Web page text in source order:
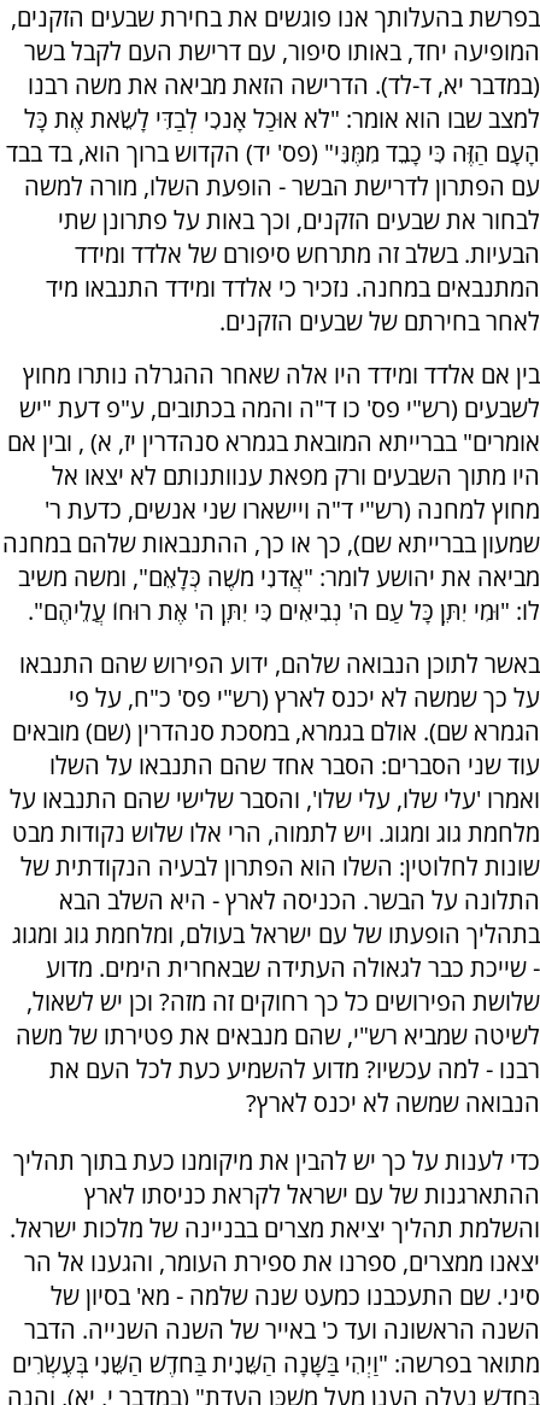
בפרשת בהעלותך אנו פוגשים את בחירת שבעים הזקנים,
המופיעה יחד, באותו סיפור, עם דרישת העם לקבל בשר
(במדבר יא, ד-לד). הדרישה הזאת מביאה את משה רבנו
למצב שבו הוא אומר: "לֹא אוּכַל אָנֹכִי לְבַדִּי לָשֵׂאת אֶת כָּל
הָעָם הַזֶּה כִּי כָבֵד מִמֶּנִּי" (פס' יד) הקדוש ברוך הוא, בד בבד
עם הפתרון לדרישת הבשר - הופעת השלו, מורה למשה
לבחור את שבעים הזקנים, וכך באות על פתרונן שתי
הבעיות. בשלב זה מתרחש סיפורם של אלדד ומידד
המתנבאים במחנה. נזכיר כי אלדד ומידד התנבאו מיד
לאחר בחירתם של שבעים הזקנים.
בין אם אלדד ומידד היו אלה שאחר ההגרלה נותרו מחוץ
לשבעים (רש"י פס' כו ד"ה והמה בכתובים, ע"פ דעת "יש
אומרים" בברייתא המובאת בגמרא סנהדרין יז, א) , ובין אם
היו מתוך השבעים ורק מפאת ענוותנותם לא יצאו אל
מחוץ למחנה (רש"י ד"ה ויישארו שני אנשים, כדעת ר'
שמעון בברייתא שם), כך או כך, ההתנבאות שלהם במחנה
מביאה את יהושע לומר: "אֲדֹנִי מֹשֶׁה כְּלָאֵם", ומשה משיב
לו: "וּמִי יִתֵּן כָּל עַם ה' נְבִיאִים כִּי יִתֵּן ה' אֶת רוּחוֹ עֲלֵיהֶם".
באשר לתוכן הנבואה שלהם, ידוע הפירוש שהם התנבאו
על כך שמשה לא יכנס לארץ (רש"י פס' כ"ח, על פי
הגמרא שם). אולם בגמרא, במסכת סנהדרין (שם) מובאים
עוד שני הסברים: הסבר אחד שהם התנבאו על השלו
ואמרו 'עלי שלו, עלי שלו', והסבר שלישי שהם התנבאו על
מלחמת גוג ומגוג. ויש לתמוה, הרי אלו שלוש נקודות מבט
שונות לחלוטין: השלו הוא הפתרון לבעיה הנקודתית של
התלונה על הבשר. הכניסה לארץ - היא השלב הבא
בתהליך הופעתו של עם ישראל בעולם, ומלחמת גוג ומגוג
- שייכת כבר לגאולה העתידה שבאחרית הימים. מדוע
שלושת הפירושים כל כך רחוקים זה מזה? וכן יש לשאול,
לשיטה שמביא רש"י, שהם מנבאים את פטירתו של משה
רבנו - למה עכשיו? מדוע להשמיע כעת לכל העם את
הנבואה שמשה לא יכנס לארץ?
כדי לענות על כך יש להבין את מיקומנו כעת בתוך תהליך
ההתארגנות של עם ישראל לקראת כניסתו לארץ
והשלמת תהליך יציאת מצרים בבניינה של מלכות ישראל.
יצאנו ממצרים, ספרנו את ספירת העומר, והגענו אל הר
סיני. שם התעכבנו כמעט שנה שלמה - מא' בסיון של
השנה הראשונה ועד כ' באייר של השנה השנייה. הדבר
מתואר בפרשה: "וַיְהִי בַּשָּׁנָה הַשֵּׁנִית בַּחֹדֶשׁ הַשֵּׁנִי בְּעֶשְׂרִים
בַּחֹדֶשׁ נַעֲלָה הֶעָנָן מֵעַל מִשְׁכַּן הָעֵדֻת" (במדבר י, יא), והנה